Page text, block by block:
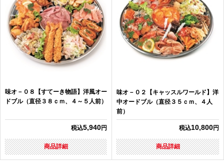
味オ－０８【すてーき物語】洋風オー
ドブル（直径３８ｃｍ、４～５人前）
税込5,940円
商品詳細
味オ－０２【キャッスルワールド】洋
中オードブル（直径３５ｃｍ、４人
前）
税込10,800円
商品詳細